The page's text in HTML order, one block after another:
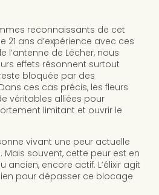
reconnaissants de cet
21 ans d’expérience avec ces
l’antenne de Lécher, nous
effets résonnent surtout
bloquée par des
ces cas précis, les fleurs
véritables alliées pour
limitant et ouvrir le
vivant une peur actuelle
. Mais souvent, cette peur est en
ancien, encore actif. L’élixir agit
pour dépasser ce blocage